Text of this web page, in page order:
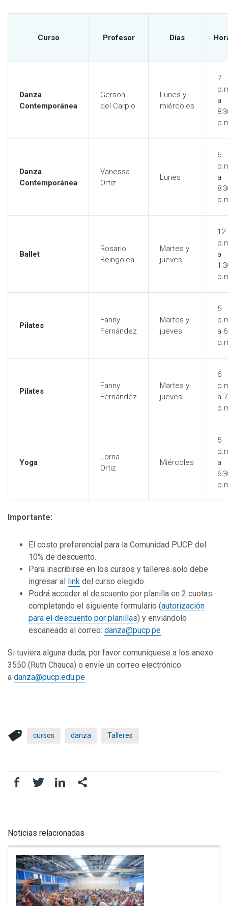
Curso Profesor Días
Danza
Contemporánea
Gerson
del Carpio
Lunes y
miércoles
7
a
Danza
Contemporánea
Vanessa
Ortiz
Lunes
6
a
Ballet
Rosario
Beingolea
Martes y
jueves
12
a
Pilates
Fanny
Fernández
Martes y
jueves
5
a 6
Pilates
Fanny
Fernández
Martes y
jueves
6
a 7
Yoga
Lorna
Ortiz
Miércoles
5
a
Importante:
El costo preferencial para la Comunidad PUCP del
10% de descuento.
Para inscribirse en los cursos y talleres solo debe
ingresar al link del curso elegido.
Podrá acceder al descuento por planilla en 2 cuotas
completando el siguiente formulario (autorización
para el descuento por planillas) y enviándolo
escaneado al correo: danza@pucp.pe
Si tuviera alguna duda, por favor comuníquese a los anexo
3550 (Ruth Chauca) o envíe un correo electrónico
a danza@pucp.edu.pe
cursos danza Talleres
FacebookTwitter LinkedIn
Noticias relacionadas